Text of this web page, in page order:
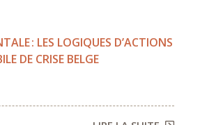
: LES LOGIQUES D’ACTIONS
DE CRISE BELGE